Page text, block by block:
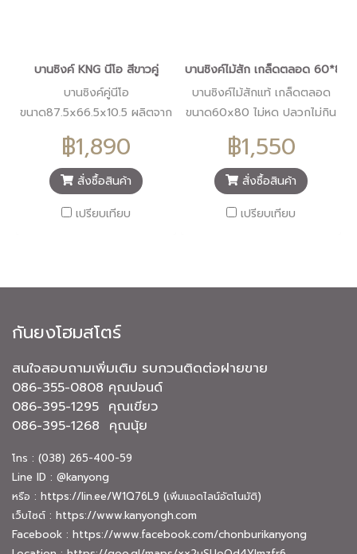
บานซิงค์ KNG นีโอ สีขาวคู่
บานซิงค์คู่นีโอ
ขนาด87.5x66.5x10.5 ผลิตจาก
พลาสติกHIP มีความยืดหยุ่น
ทนทาน
฿1,890
สั่งซื้อสินค้า
เปรียบเทียบ
บานซิงค์ไม้สัก เกล็ดตลอด 60*80
บานซิงค์ไม้สักแท้ เกล็ดตลอด
ขนาด60x80 ไม่หด ปลวกไม่กิน
เพิ่มความสวยงาม ให้ความรู้สึก
เป็นธรรมชาติ
฿1,550
สั่งซื้อสินค้า
เปรียบเทียบ
กันยงโฮมสโตร์
สนใจสอบถามเพิ่มเติม รบกวนติดต่อฝายขาย
086-355-0808 คุณปอนด์
086-395-1295 คุณเขียว
086-395-1268 คุณนุ้ย
โทร : (038) 265-400-59
Line ID : @kanyong
หรือ : https://lin.ee/W1Q76L9 (เพิ่มแอดไลน์อัตโนมัติ)
เว็บไซต์ : https://www.kanyongh.com
Facebook : https://www.facebook.com/chonburikanyong